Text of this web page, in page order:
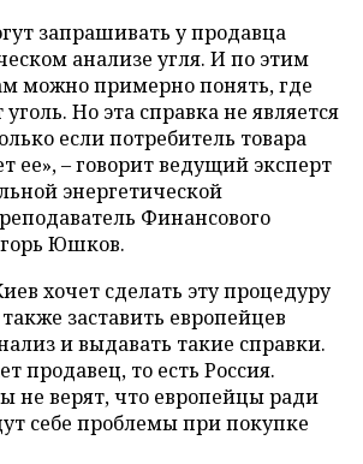
запрашивать у продавца
анализе угля. И по этим
можно примерно понять, где
уголь. Но эта справка не является
если потребитель товара
ее», – говорит ведущий эксперт
энергетической
Финансового
Юшков.
хочет сделать эту процедуру
заставить европейцев
и выдавать такие справки.
продавец, то есть Россия.
не верят, что европейцы ради
себе проблемы при покупке